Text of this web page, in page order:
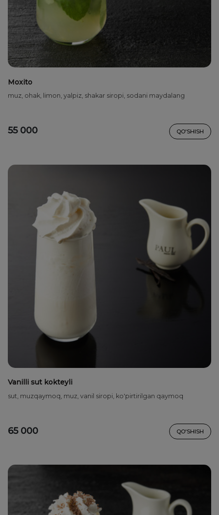
Moxito
muz, ohak, limon, yalpiz, shakar siropi, sodani maydalang
55 000 QO'SHISH
Vanilli sut kokteyli
sut, muzqaymoq, muz, vanil siropi, ko'pirtirilgan qaymoq
65 000 QO'SHISH